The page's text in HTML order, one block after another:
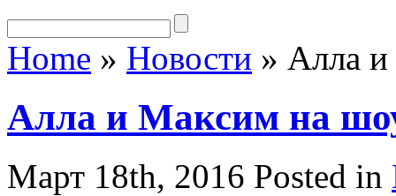
Home » Новости » Алла
Алла и Максим на
Март 18th, 2016 Posted in